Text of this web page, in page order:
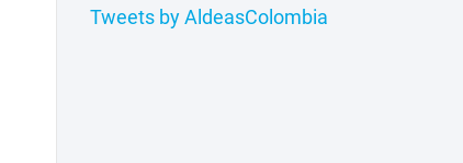
Tweets by AldeasColombia